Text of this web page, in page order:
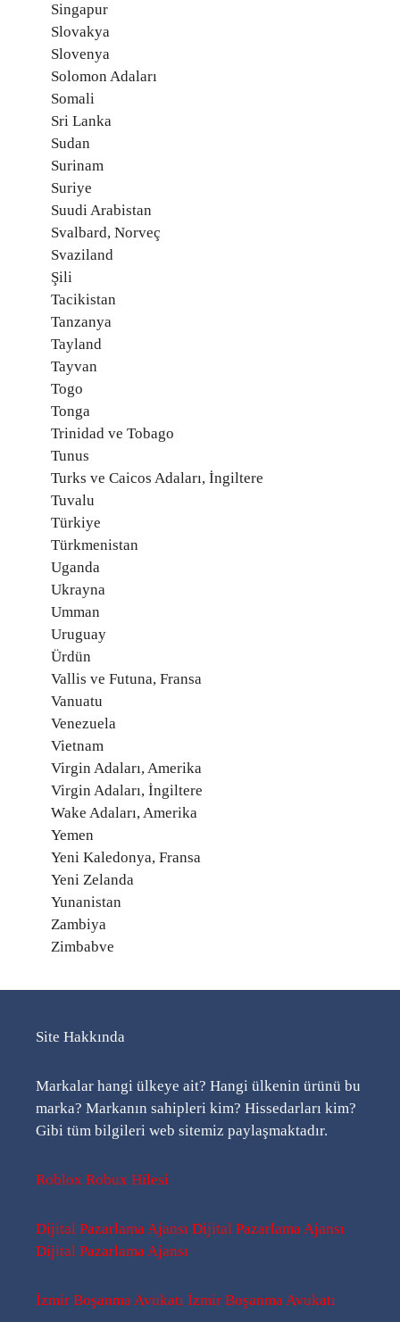
Singapur
Slovakya
Slovenya
Solomon Adaları
Somali
Sri Lanka
Sudan
Surinam
Suriye
Suudi Arabistan
Svalbard, Norveç
Svaziland
Şili
Tacikistan
Tanzanya
Tayland
Tayvan
Togo
Tonga
Trinidad ve Tobago
Tunus
Turks ve Caicos Adaları, İngiltere
Tuvalu
Türkiye
Türkmenistan
Uganda
Ukrayna
Umman
Uruguay
Ürdün
Vallis ve Futuna, Fransa
Vanuatu
Venezuela
Vietnam
Virgin Adaları, Amerika
Virgin Adaları, İngiltere
Wake Adaları, Amerika
Yemen
Yeni Kaledonya, Fransa
Yeni Zelanda
Yunanistan
Zambiya
Zimbabve
Site Hakkında
Markalar hangi ülkeye ait? Hangi ülkenin ürünü bu
marka? Markanın sahipleri kim? Hissedarları kim?
Gibi tüm bilgileri web sitemiz paylaşmaktadır.
Roblox Robux Hilesi
Dijital Pazarlama Ajansı Dijital Pazarlama Ajansı
Dijital Pazarlama Ajansı
İzmir Boşanma Avukatı İzmir Boşanma Avukatı